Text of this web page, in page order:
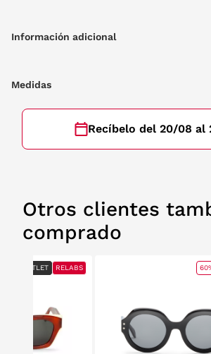
Información adicional
Medidas
Recíbelo del 20/08 al
Otros clientes
comprado
OUTLET RELABS
OUTLET RELABS